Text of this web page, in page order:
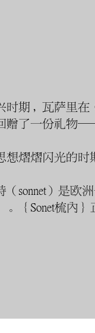
时期，瓦萨里在
赠了一份礼物
想熠熠闪光的时
（sonnet）是欧
｛Sonet梳内｝